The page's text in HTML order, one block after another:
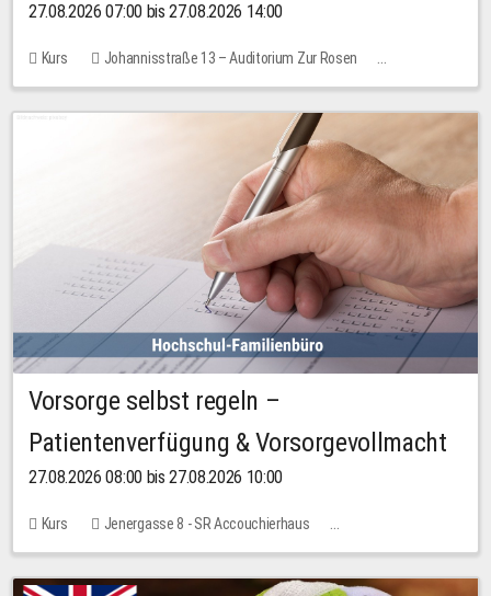
27.08.2026 07:00 bis 27.08.2026 14:00
Kurs
Johannisstraße 13 – Auditorium Zur Rosen
11 Plätze
Vorsorge selbst regeln –
Patientenverfügung & Vorsorgevollmacht
27.08.2026 08:00 bis 27.08.2026 10:00
Kurs
Jenergasse 8 - SR Accouchierhaus
Keine freien Plätze